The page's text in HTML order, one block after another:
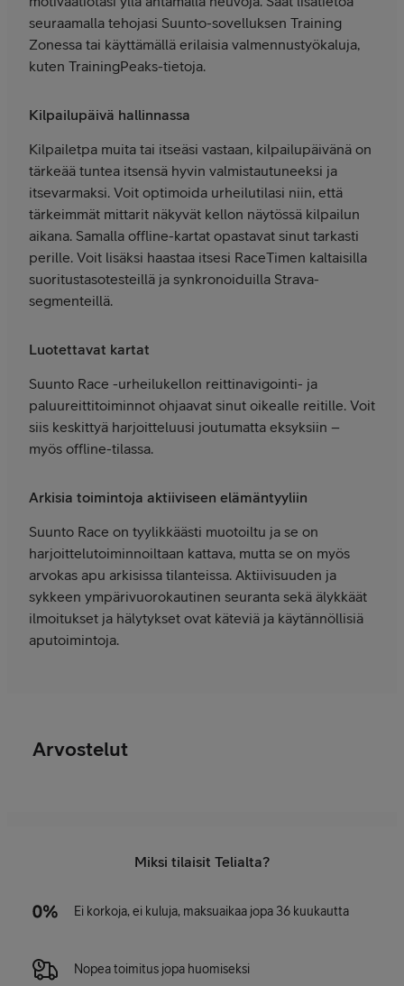
seuraamalla tehojasi Suunto-sovelluksen Training
Zonessa tai käyttämällä erilaisia valmennustyökaluja,
kuten TrainingPeaks-tietoja.
Kilpailupäivä hallinnassa
Kilpailetpa muita tai itseäsi vastaan, kilpailupäivänä on
tärkeää tuntea itsensä hyvin valmistautuneeksi ja
itsevarmaksi. Voit optimoida urheilutilasi niin, että
tärkeimmät mittarit näkyvät kellon näytössä kilpailun
aikana. Samalla offline-kartat opastavat sinut tarkasti
perille. Voit lisäksi haastaa itsesi RaceTimen kaltaisilla
suoritustasotesteillä ja synkronoiduilla Strava-
segmenteillä.
Luotettavat kartat
Suunto Race -urheilukellon reittinavigointi- ja
paluureittitoiminnot ohjaavat sinut oikealle reitille. Voit
siis keskittyä harjoitteluusi joutumatta eksyksiin –
myös offline-tilassa.
Arkisia toimintoja aktiiviseen elämäntyyliin
Suunto Race on tyylikkäästi muotoiltu ja se on
harjoittelutoiminnoiltaan kattava, mutta se on myös
arvokas apu arkisissa tilanteissa. Aktiivisuuden ja
sykkeen ympärivuorokautinen seuranta sekä älykkäät
ilmoitukset ja hälytykset ovat käteviä ja käytännöllisiä
aputoimintoja.
Arvostelut
Miksi tilaisit Telialta?
Ei korkoja, ei kuluja, maksuaikaa jopa 36 kuukautta
Nopea toimitus jopa huomiseksi